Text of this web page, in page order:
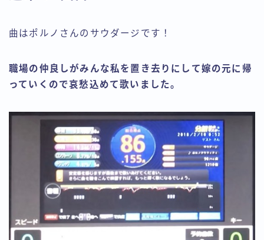
曲はポルノさんのサウダージです！
職場の仲良しがみんな私を置き去りにして嫁の元に帰
っていくので哀愁込めて歌いました。